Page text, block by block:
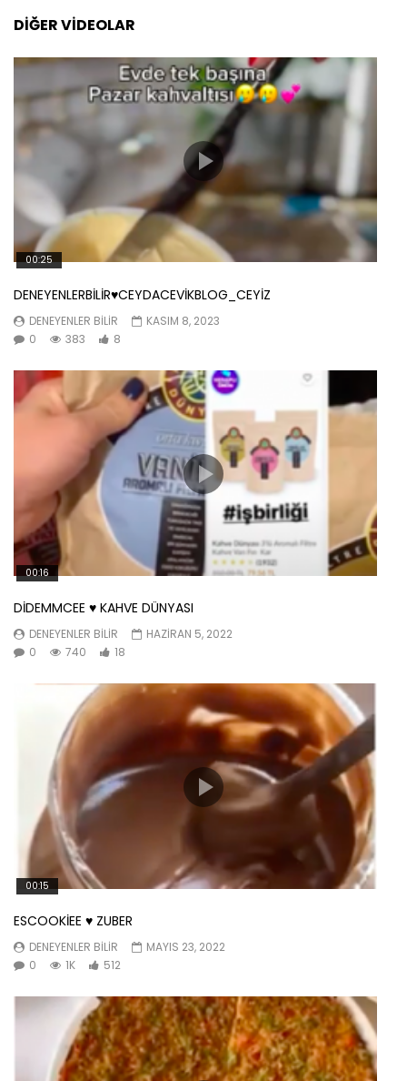
DIĞER VIDEOLAR
00:25
DENEYENLERBİLİR♥️CEYDACEVİKBLOG_CEYİZ
DENEYENLER BILIR
KASIM 8, 2023
0
383 8
00:16
DİDEMMCEE ♥️ KAHVE DÜNYASI
DENEYENLER BILIR
HAZIRAN 5, 2022
0
740 18
00:15
ESCOOKİEE ♥️ ZUBER
DENEYENLER BILIR
MAYIS 23, 2022
0
1K 512